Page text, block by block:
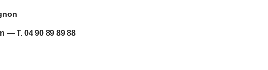
— T. 04 90 89 89 88